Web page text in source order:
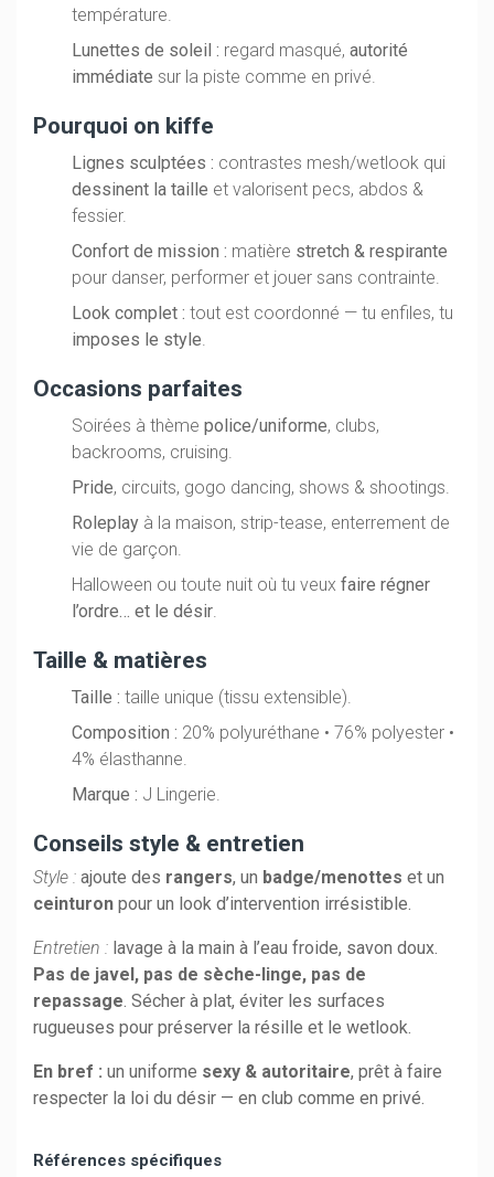
température.
Lunettes de soleil : regard masqué,autorité
immédiate sur la piste comme en privé.
Pourquoi on kiffe
Lignes sculptées : contrastes mesh/wetlook qui
dessinent la taille et valorisent pecs, abdos &
fessier.
Confort de mission : matière stretch & respirante
pour danser, performer et jouer sans contrainte.
Look complet : tout est coordonné — tu enfiles, tu
imposes le style.
Occasions parfaites
Soirées à thèmepolice/uniforme, clubs,
backrooms, cruising.
Pride, circuits, gogo dancing, shows & shootings.
Roleplay à la maison, strip-tease, enterrement de
vie de garçon.
Halloween ou toute nuit où tu veuxfaire régner
l’ordre… et le désir.
Taille & matières
Taille : taille unique (tissu extensible).
Composition : 20% polyuréthane • 76% polyester •
4% élasthanne.
Marque : J Lingerie.
Conseils style & entretien
Style : ajoute des rangers, un badge/menottes et un
ceinturon pour un look d’intervention irrésistible.
Entretien : lavage à la main à l’eau froide, savon doux.
Pas de javel, pas de sèche-linge, pas de
repassage . Sécher à plat, éviter les surfaces
rugueuses pour préserver la résille et le wetlook.
En bref : un uniforme sexy & autoritaire, prêt à faire
respecter la loi du désir — en club comme en privé.
Références spécifiques